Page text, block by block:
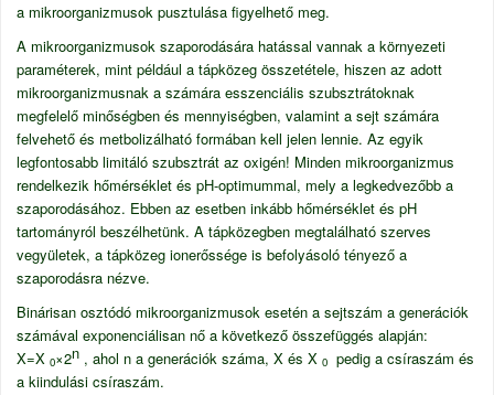
a mikroorganizmusok pusztulása figyelhető meg.
A mikroorganizmusok szaporodására hatással vannak a környezeti
paraméterek, mint például a tápközeg összetétele, hiszen az adott
mikroorganizmusnak a számára esszenciális szubsztrátoknak
megfelelő minőségben és mennyiségben, valamint a sejt számára
felvehető és metbolizálható formában kell jelen lennie. Az egyik
legfontosabb limitáló szubsztrát az oxigén! Minden mikroorganizmus
rendelkezik hőmérséklet és pH-optimummal, mely a legkedvezőbb a
szaporodásához. Ebben az esetben inkább hőmérséklet és pH
tartományról beszélhetünk. A tápközegben megtalálható szerves
vegyületek, a tápközeg ionerőssége is befolyásoló tényező a
szaporodásra nézve.
Binárisan osztódó mikroorganizmusok esetén a sejtszám a generációk
számával exponenciálisan nő a következő összefüggés alapján:
X=X 0×2n , ahol n a generációk száma, X és X 0 pedig a csíraszám és
a kiindulási csíraszám.